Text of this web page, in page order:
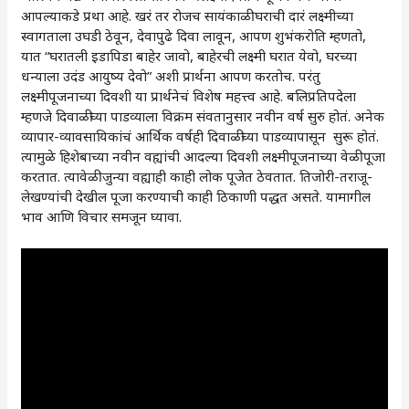
आपल्याकडे प्रथा आहे. खरं तर रोजच सायंकाळी घराची दारं लक्ष्मीच्या
स्वागताला उघडी ठेवून, देवापुढे दिवा लावून, आपण शुभंकरोति म्हणतो,
यात “घरातली इडापिडा बाहेर जावो, बाहेरची लक्ष्मी घरात येवो, घरच्या
धन्याला उदंड आयुष्य देवो” अशी प्रार्थना आपण करतोच. परंतु
लक्ष्मीपूजनाच्या दिवशी या प्रार्थनेचं विशेष महत्त्व आहे. बलिप्रतिपदेला
म्हणजे दिवाळीच्या पाडव्याला विक्रम संवतानुसार नवीन वर्ष सुरु होतं. अनेक
व्यापार-व्यावसायिकांचं आर्थिक वर्षही दिवाळीच्या पाडव्यापासून सुरू होतं.
त्यामुळे हिशेबाच्या नवीन वह्यांची आदल्या दिवशी लक्ष्मीपूजनाच्या वेळी पूजा
करतात. त्यावेळी जुन्या वह्याही काही लोक पूजेत ठेवतात. तिजोरी-तराजू-
लेखण्यांची देखील पूजा करण्याची काही ठिकाणी पद्धत असते. यामागील
भाव आणि विचार समजून घ्यावा.